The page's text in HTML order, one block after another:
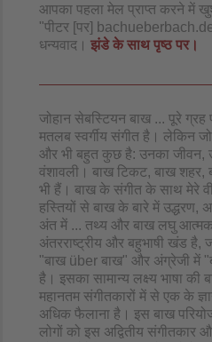
आपका पहला मेल प्राप्त करने में
"पीटर [पर]
धन्यवाद। झंडे के साथ पृष्ठ पर।
जोहान सेबस्टियन बाख ... पूरे
मतलब स्वर्गीय संगीत है। लेकिन
और भी बहुत कुछ है: उनका जीवन,
वंशावली। बाख टिकट, बाख शहर,
भी हैं। बाख के संगीत के साथ मेरे
हस्तियों से बाख के बारे में
अंत में ... तथ्य और बाख लघु
अंतरराष्ट्रीय और बहुभाषी खंड है,
"बाख über बाख" और अंग्रेजी में
है। इसका सामान्य लक्ष्य भाषा
महानतम संगीतकारों में से एक के
अधिक फैलाना है। इस बाख
लोगों को इस अद्वितीय संगीतकार